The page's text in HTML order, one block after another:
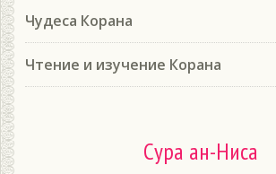
Чудеса Корана
Чтение и изучение Корана
Сура ан-Ниса